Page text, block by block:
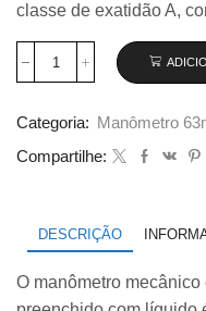
classe de exatidão A,
Manômetro
Vertical
550×40
com
213.53.063
quantidade
Categoria:
Manômetro
Compartilhe:
DESCRIÇÃO
O manômetro